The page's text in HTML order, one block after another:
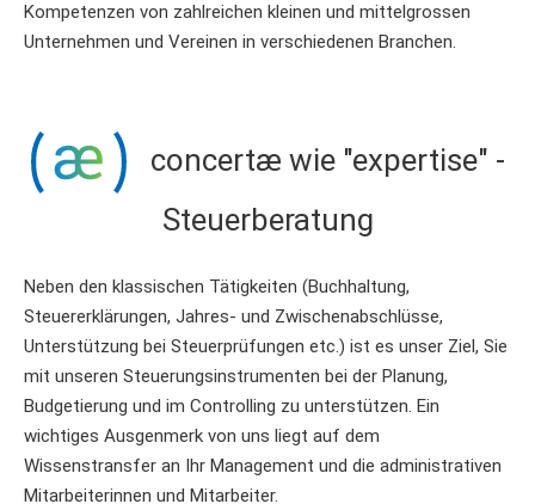
Kompetenzen von zahlreichen kleinen und mittelgrossen
Unternehmen und Vereinen in verschiedenen Branchen.
concertæ wie "expertise" -
Steuerberatung
Neben den klassischen Tätigkeiten (Buchhaltung,
Steuererklärungen, Jahres- und Zwischenabschlüsse,
Unterstützung bei Steuerprüfungen etc.) ist es unser Ziel, Sie
mit unseren Steuerungsinstrumenten bei der Planung,
Budgetierung und im Controlling zu unterstützen. Ein
wichtiges Ausgenmerk von uns liegt auf dem
Wissenstransfer an Ihr Management und die administrativen
Mitarbeiterinnen und Mitarbeiter.